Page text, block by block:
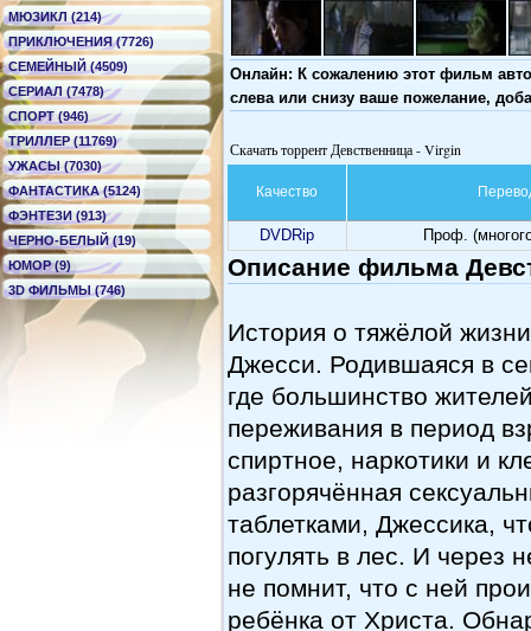
МЮЗИКЛ (214)
ПРИКЛЮЧЕНИЯ (7726)
СЕМЕЙНЫЙ (4509)
СЕРИАЛ (7478)
СПОРТ (946)
ТРИЛЛЕР (11769)
УЖАСЫ (7030)
ФАНТАСТИКА (5124)
ФЭНТЕЗИ (913)
ЧЕРНО-БЕЛЫЙ (19)
ЮМОР (9)
3D ФИЛЬМЫ (746)
Онлайн: К сожалению этот фильм
слева или снизу ваше пожелание,
Скачать торрент Девственница - Virgin
Качество
DVDRip Проф.
Описание фильма
История о тяжёлой
Джесси. Родившаяся в
где большинство
переживания в период
спиртное, наркотики и
разгорячённая
таблетками, Джессика,
погулять в лес. И через
не помнит, что с ней
ребёнка от Христа.